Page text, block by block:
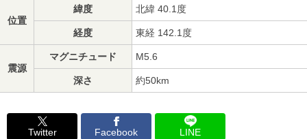
位置
緯度 北緯 40.1度
経度 東経 142.1度
震源
マグニチュード M5.6
深さ 約50km
Twitter Facebook LINE